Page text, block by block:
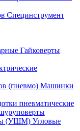
Специнструмент
Гайковерты
Машинки
пневматические
Угловые